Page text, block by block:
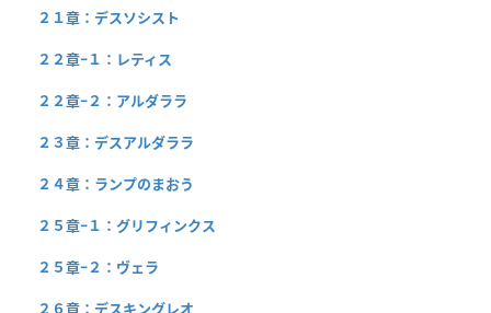
２１章：デスソシスト
２２章−１：レティス
２２章−２：アルダララ
２３章：デスアルダララ
２４章：ランプのまおう
２５章−１：グリフィンクス
２５章−２：ヴェラ
２６章：デスキングレオ